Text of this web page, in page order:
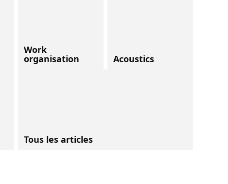
Work
organisation Acoustics
Tous les articles